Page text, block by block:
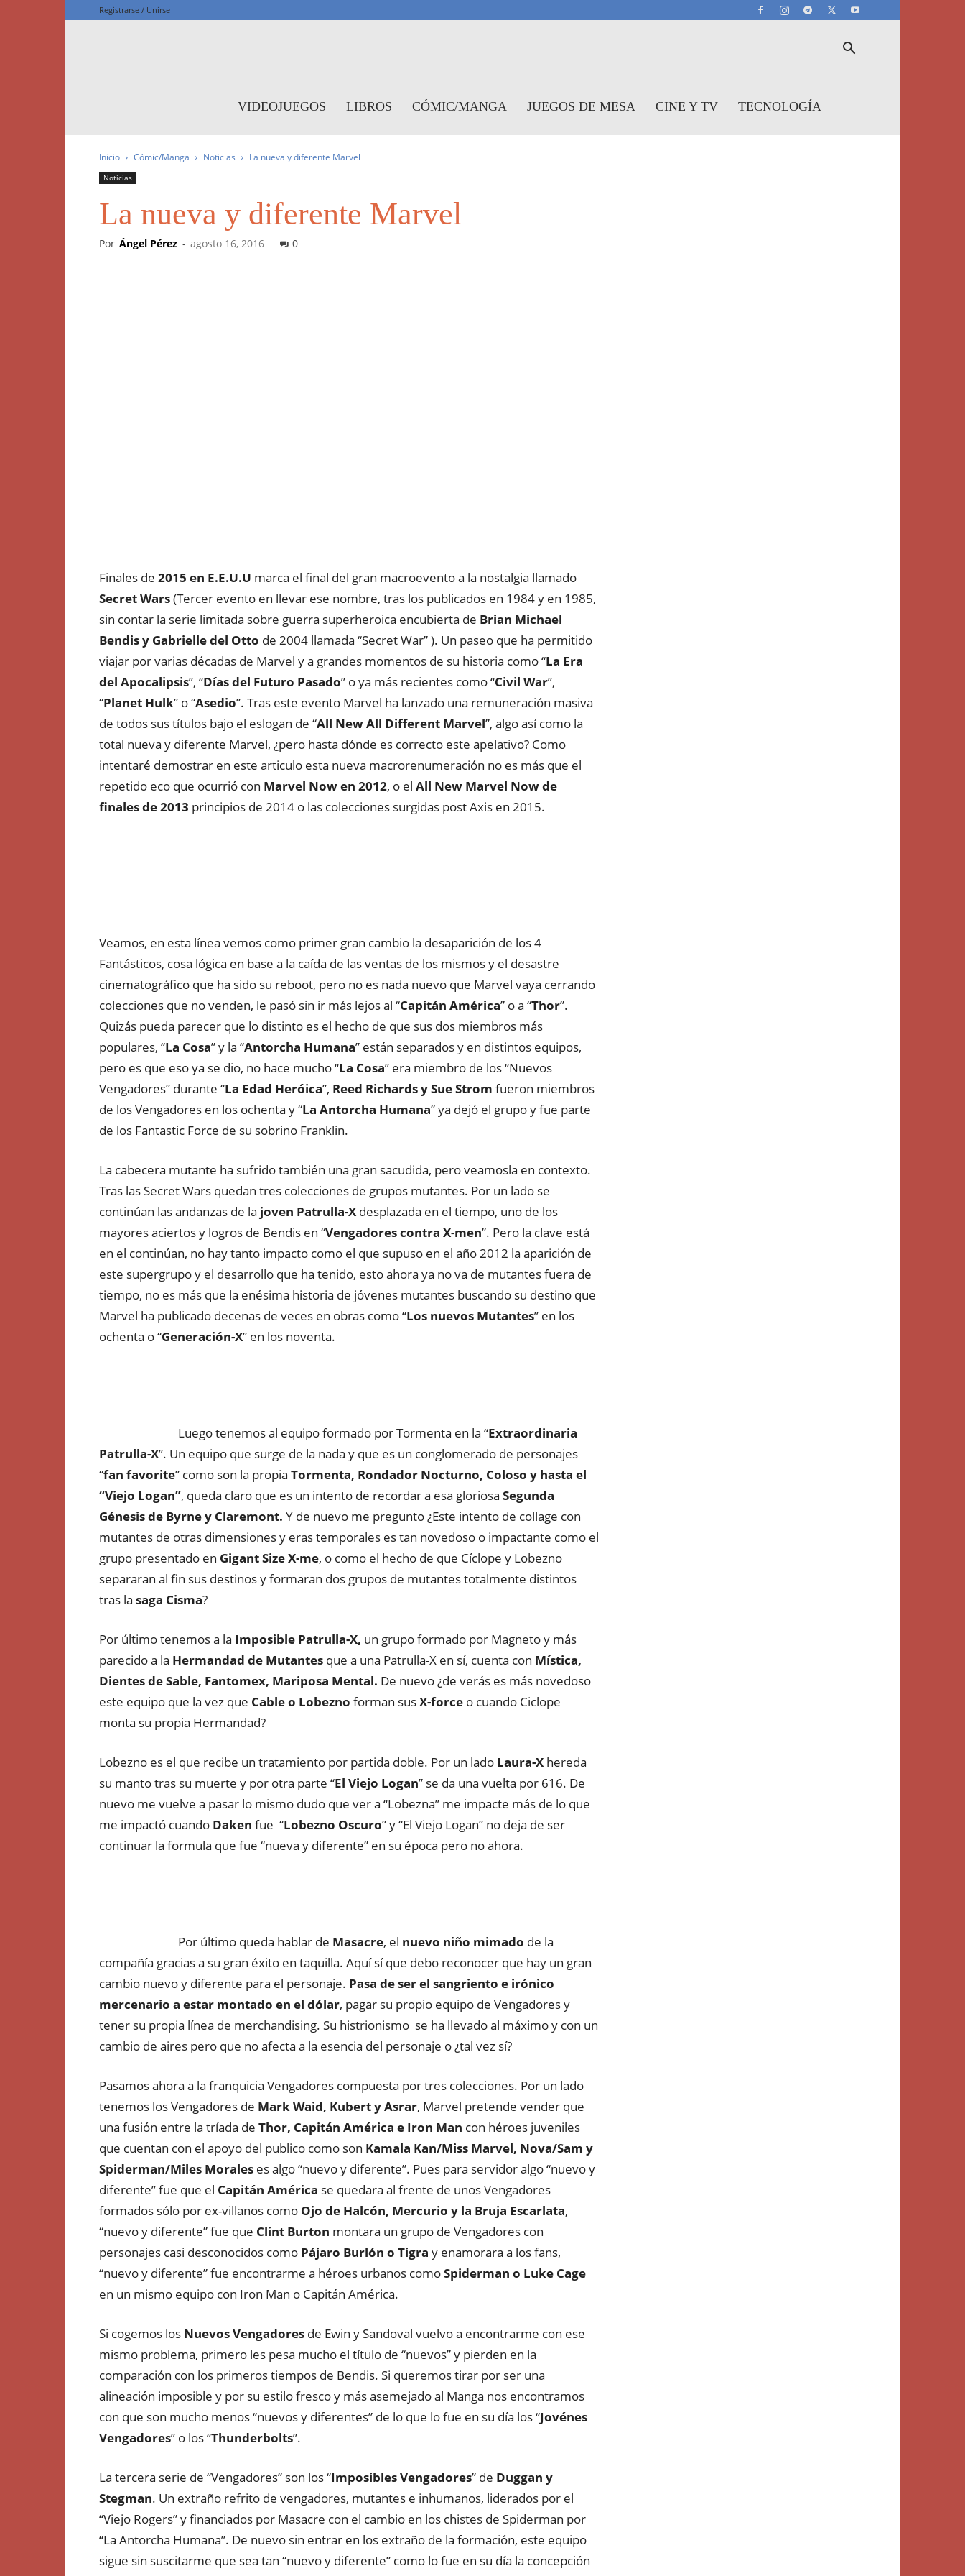
Registrarse / Unirse
VIDEOJUEGOS LIBROS CÓMIC/MANGA JUEGOS DE MESA CINE Y TV TECNOLOGÍA
Inicio Cómic/Manga Noticias La nueva y diferente Marvel
Noticias
La nueva y diferente Marvel
Por Ángel Pérez - agosto 16, 2016 0
Finales de 2015 en E.E.U.U marca el final del gran macroevento a la nostalgia llamado
Secret Wars(Tercer evento en llevar ese nombre, tras los publicados en 1984 y en 1985,
sin contar la serie limitada sobre guerra superheroica encubierta de Brian Michael
Bendis y Gabrielle del Otto de 2004 llamada “Secret War” ). Un paseo que ha permitido
viajar por varias décadas de Marvel y a grandes momentos de su historia como “La Era
del Apocalipsis”, “Días del Futuro Pasado” o ya más recientes como “Civil War”,
“Planet Hulk” o “Asedio”. Tras este evento Marvel ha lanzado una remuneración masiva
de todos sus títulos bajo el eslogan de “All New All Different Marvel”, algo así como la
total nueva y diferente Marvel, ¿pero hasta dónde es correcto este apelativo? Como
intentaré demostrar en este articulo esta nueva macrorenumeración no es más que el
repetido eco que ocurrió con Marvel Now en 2012, o el All New Marvel Now de
finales de 2013 principios de 2014 o las colecciones surgidas post Axis en 2015.
Veamos, en esta línea vemos como primer gran cambio la desaparición de los 4
Fantásticos, cosa lógica en base a la caída de las ventas de los mismos y el desastre
cinematográfico que ha sido su reboot, pero no es nada nuevo que Marvel vaya cerrando
colecciones que no venden, le pasó sin ir más lejos al “Capitán América” o a “Thor”.
Quizás pueda parecer que lo distinto es el hecho de que sus dos miembros más
populares, “La Cosa” y la “Antorcha Humana” están separados y en distintos equipos,
pero es que eso ya se dio, no hace mucho “La Cosa” era miembro de los “Nuevos
Vengadores” durante “La Edad Heróica”, Reed Richards y Sue Strom fueron miembros
de los Vengadores en los ochenta y “La Antorcha Humana” ya dejó el grupo y fue parte
de los Fantastic Force de su sobrino Franklin.
La cabecera mutante ha sufrido también una gran sacudida, pero veamosla en contexto.
Tras las Secret Wars quedan tres colecciones de grupos mutantes. Por un lado se
continúan las andanzas de la joven Patrulla-X desplazada en el tiempo, uno de los
mayores aciertos y logros de Bendis en “Vengadores contra X-men”. Pero la clave está
en el continúan, no hay tanto impacto como el que supuso en el año 2012 la aparición de
este supergrupo y el desarrollo que ha tenido, esto ahora ya no va de mutantes fuera de
tiempo, no es más que la enésima historia de jóvenes mutantes buscando su destino que
Marvel ha publicado decenas de veces en obras como “Los nuevos Mutantes” en los
ochenta o “Generación-X” en los noventa.
Luego tenemos al equipo formado por Tormenta en la “Extraordinaria
Patrulla-X”. Un equipo que surge de la nada y que es un conglomerado de personajes
“fan favorite” como son la propia Tormenta, Rondador Nocturno, Coloso y hasta el
“Viejo Logan”, queda claro que es un intento de recordar a esa gloriosa Segunda
Génesis de Byrne y Claremont. Y de nuevo me pregunto ¿Este intento de collage con
mutantes de otras dimensiones y eras temporales es tan novedoso o impactante como el
grupo presentado en Gigant Size X-me, o como el hecho de que Cíclope y Lobezno
separaran al fin sus destinos y formaran dos grupos de mutantes totalmente distintos
tras la saga Cisma?
Por último tenemos a la Imposible Patrulla-X, un grupo formado por Magneto y más
parecido a la Hermandad de Mutantes que a una Patrulla-X en sí, cuenta con Mística,
Dientes de Sable, Fantomex, Mariposa Mental. De nuevo ¿de verás es más novedoso
este equipo que la vez que Cable o Lobezno forman susX-force o cuando Ciclope
monta su propia Hermandad?
Lobezno es el que recibe un tratamiento por partida doble. Por un lado Laura-X hereda
su manto tras su muerte y por otra parte “El Viejo Logan” se da una vuelta por 616. De
nuevo me vuelve a pasar lo mismo dudo que ver a “Lobezna” me impacte más de lo que
me impactó cuando Daken fue “Lobezno Oscuro” y “El Viejo Logan” no deja de ser
continuar la formula que fue “nueva y diferente” en su época pero no ahora.
Por último queda hablar de Masacre, el nuevo niño mimado de la
compañía gracias a su gran éxito en taquilla. Aquí sí que debo reconocer que hay un gran
cambio nuevo y diferente para el personaje. Pasa de ser el sangriento e irónico
mercenario a estar montado en el dólar, pagar su propio equipo de Vengadores y
tener su propia línea de merchandising. Su histrionismo se ha llevado al máximo y con un
cambio de aires pero que no afecta a la esencia del personaje o ¿tal vez sí?
Pasamos ahora a la franquicia Vengadores compuesta por tres colecciones. Por un lado
tenemos los Vengadores de Mark Waid, Kubert y Asrar, Marvel pretende vender que
una fusión entre la tríada de Thor, Capitán América e Iron Man con héroes juveniles
que cuentan con el apoyo del publico como son Kamala Kan/Miss Marvel, Nova/Sam y
Spiderman/Miles Morales es algo “nuevo y diferente”. Pues para servidor algo “nuevo y
diferente” fue que el Capitán América se quedara al frente de unos Vengadores
formados sólo por ex-villanos como Ojo de Halcón, Mercurio y la Bruja Escarlata,
“nuevo y diferente” fue que Clint Burton montara un grupo de Vengadores con
personajes casi desconocidos como Pájaro Burlón o Tigra y enamorara a los fans,
“nuevo y diferente” fue encontrarme a héroes urbanos comoSpiderman o Luke Cage
en un mismo equipo con Iron Man o Capitán América.
Si cogemos los Nuevos Vengadores de Ewin y Sandoval vuelvo a encontrarme con ese
mismo problema, primero les pesa mucho el título de “nuevos” y pierden en la
comparación con los primeros tiempos de Bendis. Si queremos tirar por ser una
alineación imposible y por su estilo fresco y más asemejado al Manga nos encontramos
con que son mucho menos “nuevos y diferentes” de lo que lo fue en su día los “Jovénes
Vengadores” o los “Thunderbolts”.
La tercera serie de “Vengadores” son los “Imposibles Vengadores” de Duggan y
Stegman. Un extraño refrito de vengadores, mutantes e inhumanos, liderados por el
“Viejo Rogers” y financiados por Masacre con el cambio en los chistes de Spiderman por
“La Antorcha Humana”. De nuevo sin entrar en los extraño de la formación, este equipo
sigue sin suscitarme que sea tan “nuevo y diferente” como lo fue en su día la concepción